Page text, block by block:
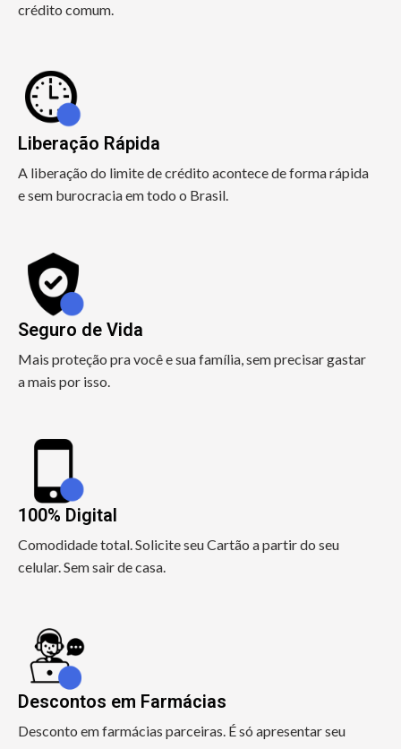
crédito comum.
Liberação Rápida
A liberação do limite de crédito acontece de forma rápida
e sem burocracia em todo o Brasil.
Seguro de Vida
Mais proteção pra você e sua família, sem precisar gastar
a mais por isso.
100% Digital
Comodidade total. Solicite seu Cartão a partir do seu
celular. Sem sair de casa.
Descontos em Farmácias
Desconto em farmácias parceiras. É só apresentar seu